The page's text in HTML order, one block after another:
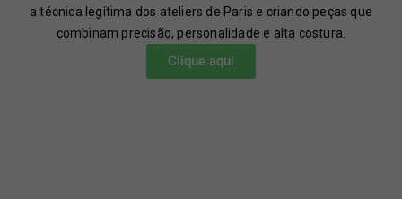
a técnica legítima dos ateliers de Paris e criando peças que
combinam precisão, personalidade e alta costura.
Clique aqui